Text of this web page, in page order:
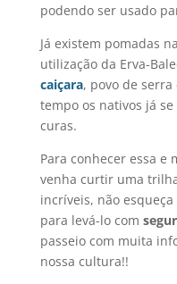
podendo ser usado
Já existem pomadas
utilização da Erva-
caiçara, povo de
tempo os nativos já
curas.
Para conhecer essa e
venha curtir uma
incríveis, não esqueça
para levá-lo com
passeio com muita
nossa cultura!!